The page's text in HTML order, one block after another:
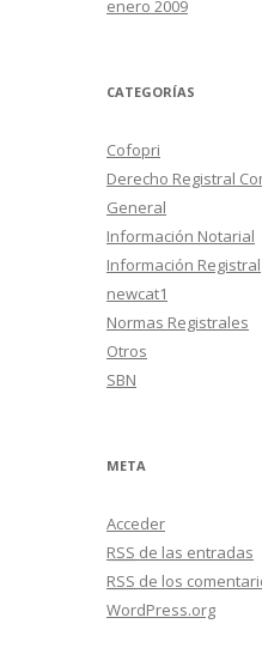
enero 2009
CATEGORÍAS
Cofopri
Derecho Registral
General
Información Notarial
Información Registral
newcat1
Normas Registrales
Otros
SBN
META
Acceder
RSS de las entradas
RSS de los
WordPress.org